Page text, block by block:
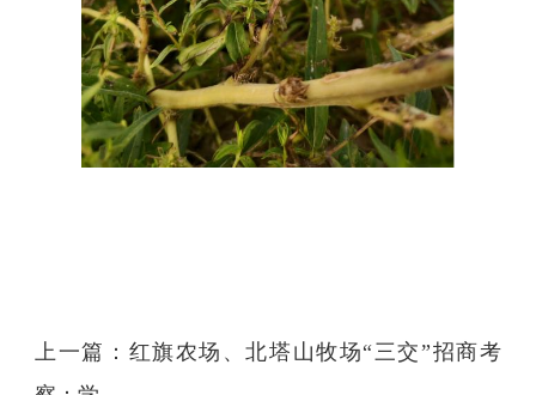
上一篇： 红旗农场、北塔山牧场“三交”招商考